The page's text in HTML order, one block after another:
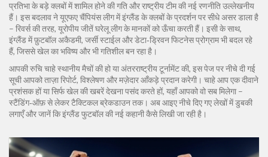
प्रतिभा के बड़े क्लबों में शामिल होने की गति और राष्ट्रीय टीम की नई रणनीति उल्लेखनीय
हैं। इस बदलाव ने यूएफए चैंपियंस लीग में इंग्लैंड के क्लबों के प्रदर्शन पर सीधे असर डाला है
– रिवर्स की तरह, यूरोपीय जीतें घरेलू लीग के मानकों को ऊँचा करती हैं। इसी के साथ,
इंग्लैंड में फ़ुटबॉल अकैडमी, जर्सी स्टाईल और डेटा‑ड्रिवन फिटनेस प्रोग्राम भी बदल रहे
हैं, जिससे खेल का भविष्य और भी गतिशील बन रहा है।
आपकी रुचि चाहे स्थानीय मैचों की हो या अंतरराष्ट्रीय टूर्नामेंट की, इस पेज पर नीचे दी गई
सूची आपको ताज़ा रिपोर्ट, विश्लेषण और मज़ेदार आँकड़े प्रदान करेगी। चाहे आप एक दीवाने
प्रशंसक हों या सिर्फ खेल की खबरें देखना पसंद करते हों, यहाँ आपको वो सब मिलेगा –
स्टैंडिंग‑ऑफ़ से लेकर टैक्टिकल ब्रेकडाउन तक। अब आइए नीचे दिए गए लेखों में डुबकी
लगाएँ और जानें कि इंग्लैंड फुटबॉल की नई कहानी कैसे लिखी जा रही है।